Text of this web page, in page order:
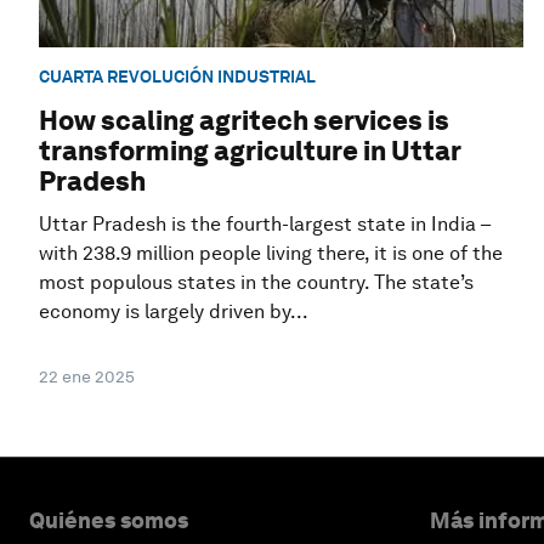
CUARTA REVOLUCIÓN INDUSTRIAL
How scaling agritech services is
transforming agriculture in Uttar
Pradesh
Uttar Pradesh is the fourth-largest state in India –
with 238.9 million people living there, it is one of the
most populous states in the country. The state’s
economy is largely driven by...
22 ene 2025
Quiénes somos Más